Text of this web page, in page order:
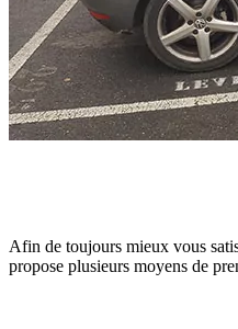
Afin de toujours mieux vous
propose plusieurs moyens de